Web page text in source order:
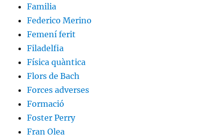
Familia
Federico Merino
Femení ferit
Filadelfia
Física quàntica
Flors de Bach
Forces adverses
Formació
Foster Perry
Fran Olea